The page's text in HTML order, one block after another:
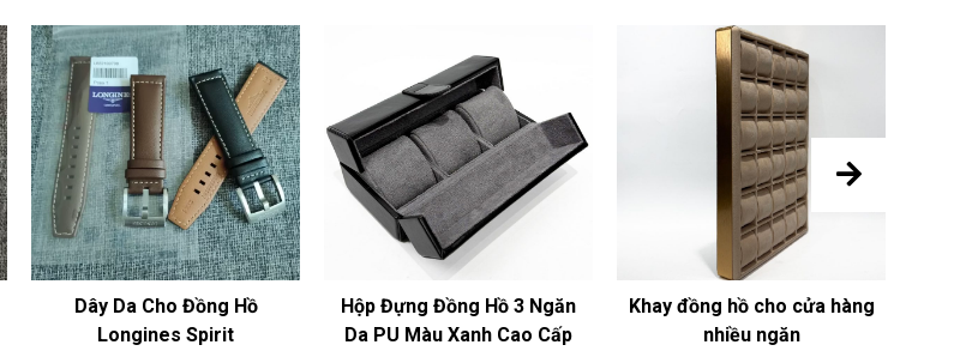
Dây Da Cho Đồng Hồ
Longines Spirit
Hộp Đựng Đồng Hồ 3 Ngăn
Da PU Màu Xanh Cao Cấp
Khay đồng hồ cho cửa hàng
nhiều ngăn